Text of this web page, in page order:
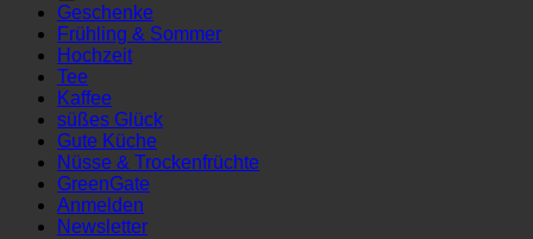
Geschenke
Frühling & Sommer
Hochzeit
Tee
Kaffee
süßes Glück
Gute Küche
Nüsse & Trockenfrüchte
GreenGate
Anmelden
Newsletter